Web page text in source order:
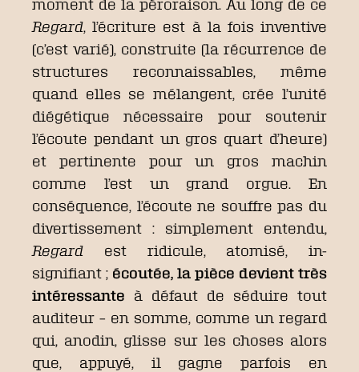
moment de la péroraison. Au long de ce
Regard, l’écriture est à la fois inventive
(c’est varié), construite (la récurrence de
structures reconnaissables, même
quand elles se mélangent, crée l’unité
diégétique nécessaire pour soutenir
l’écoute pendant un gros quart d’heure)
et pertinente pour un gros machin
comme l’est un grand orgue. En
conséquence, l’écoute ne souffre pas du
divertissement : simplement entendu,
Regard est ridicule, atomisé, in-
signifiant ; écoutée, la pièce devient très
intéressante à défaut de séduire tout
auditeur – en somme, comme un regard
qui, anodin, glisse sur les choses alors
que, appuyé, il gagne parfois en